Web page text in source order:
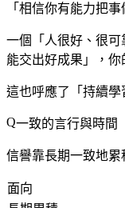
「相信你有能力把事
一個「人很好、很
能交出好成果」，你
這也呼應了「持續
一致的言行與時間
信譽靠長期一致地累
面向